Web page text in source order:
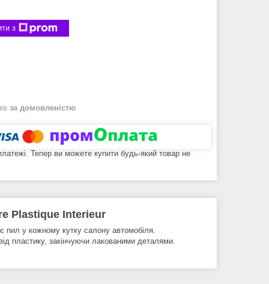
з
за домовленістю
Тепер ви можете купити будь-який товар не
Plastique Interieur
пил у кожному кутку салону автомобіля.
пластику, закінчуючи лакованими деталями.